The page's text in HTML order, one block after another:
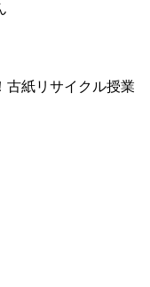
紙リサイクル授業